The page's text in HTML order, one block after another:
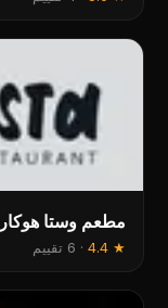
مطعم وستا هوكار
★
4.4
· 6 تقييم